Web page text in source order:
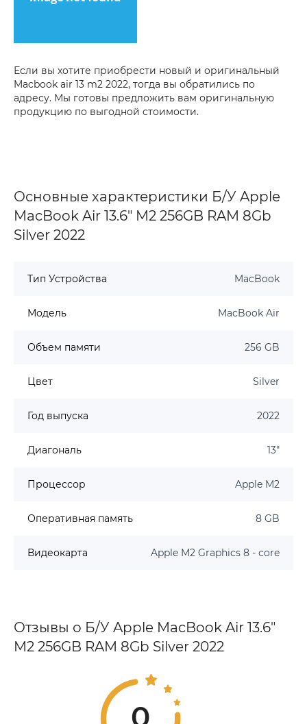
Если вы хотите приобрести новый и оригинальный
Macbook air 13 m2 2022, тогда вы обратились по
адресу. Мы готовы предложить вам оригинальную
продукцию по выгодной стоимости.
Основные характеристики Б/У Apple
MacBook Air 13.6" M2 256GB RAM 8Gb
Silver 2022
Тип Устройства MacBook
Модель MacBook Air
Объем памяти 256 GB
Цвет Silver
Год выпуска 2022
Диагональ 13"
Процессор Apple M2
Оперативная память 8 GB
Видеокарта Apple M2 Graphics 8 - core
Отзывы о Б/У Apple MacBook Air 13.6"
M2 256GB RAM 8Gb Silver 2022